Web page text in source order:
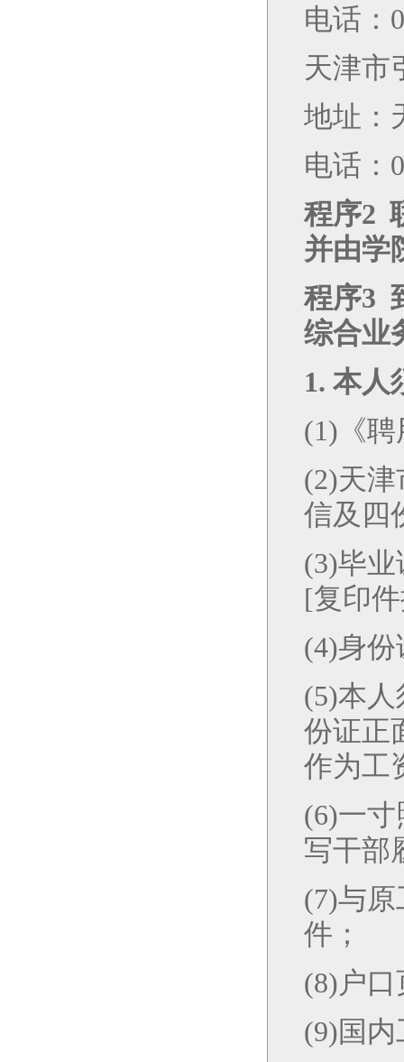
电话：
天津市
地址：
电话：
程序2
并由学
程序3
综合业
1. 本人
(1) 《
(2)天
信及四
(3)毕业
[复印
(4)身份
(5)本人
份证正
作为工
(6)一寸
写干部
(7)与原
件；
(8)户
(9)国